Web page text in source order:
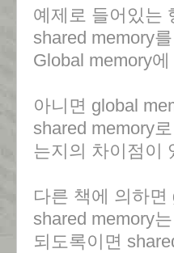
예제로 들어있는
shared memory
Global memory
아니면 global
shared memory
는지의 차이점이
다른 책에 의하
shared memory
되도록이면